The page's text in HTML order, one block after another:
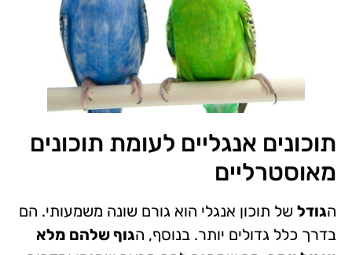
תוכונים אנגליים לעומת תוכונים
מאוסטרליים
הגודל של תוכון אנגלי הוא גורם שונה משמעותי. הם
בדרך כלל גדולים יותר. בנוסף, הגוף שלהם מלא